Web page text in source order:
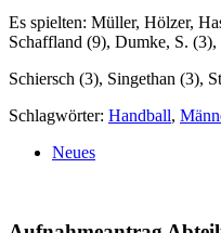
Es spielten: Müller, Hölzer,
Schaffland (9), Dumke, S. (3),
Schiersch (3), Singethan (3),
Schlagwörter: Handball,
Neues